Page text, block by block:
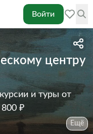
Войти
центру
и туры от
₽
Ещё